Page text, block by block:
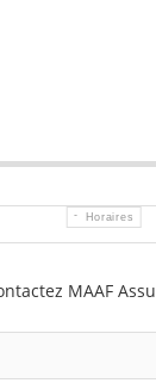
Horaires
MAAF